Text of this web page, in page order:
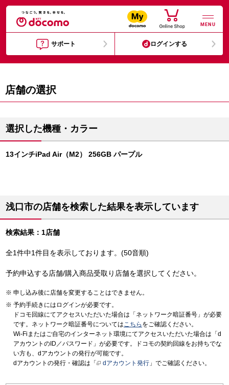
MENU
サポート ログインする
店舗の選択
選択した機種・カラー
13インチiPad Air（M2） 256GB パープル
浅口市の店舗を検索した結果を表示しています
検索結果：1店舗
全1件中1件目を表示しております。(50音順)
予約申込する店舗/購入商品受取り店舗を選択してください。
申し込み後に店舗を変更することはできません。
予約手続きにはログインが必要です。
ドコモ回線にてアクセスいただいた場合は「ネットワーク暗証番号」が必要
です。ネットワーク暗証番号についてはこちら をご確認ください。
Wi-Fiまたはご自宅のインターネット環境にてアクセスいただいた場合は「d
アカウントのID／パスワード」が必要です。ドコモの契約回線をお持ちでな
い方も、dアカウントの発行が可能です。
dアカウントの発行・確認は「
dアカウント発行 」でご確認ください。